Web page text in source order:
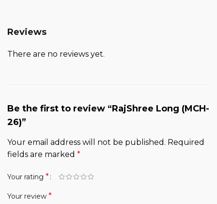
सकते हैं”
Reviews
There are no reviews yet.
Be the first to review “RajShree Long (MCH-
26)”
Your email address will not be published. Required
fields are marked *
Your rating *
Your review *